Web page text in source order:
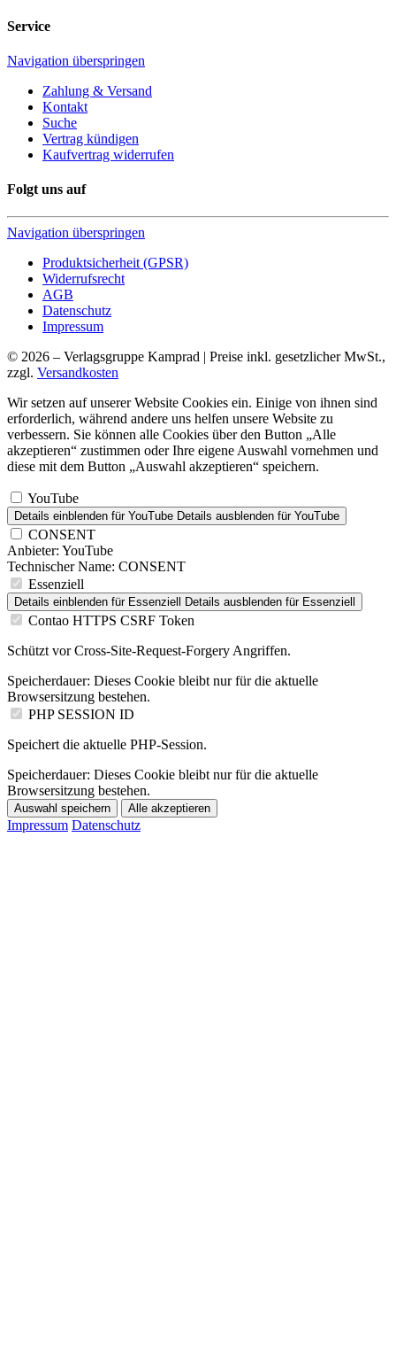
Service
Navigation überspringen
Zahlung & Versand
Kontakt
Suche
Vertrag kündigen
Kaufvertrag widerrufen
Folgt uns auf
Navigation überspringen
Produktsicherheit (GPSR)
Widerrufsrecht
AGB
Datenschutz
Impressum
© 2026 – Verlagsgruppe Kamprad | Preise inkl. gesetzlicher MwSt.,
zzgl. Versandkosten
Wir setzen auf unserer Website Cookies ein. Einige von ihnen sind
erforderlich, während andere uns helfen unsere Website zu
verbessern. Sie können alle Cookies über den Button „Alle
akzeptieren“ zustimmen oder Ihre eigene Auswahl vornehmen und
diese mit dem Button „Auswahl akzeptieren“ speichern.
YouTube
Details einblenden für YouTube Details ausblenden für YouTube
CONSENT
Anbieter: YouTube
Technischer Name: CONSENT
Essenziell
Details einblenden für Essenziell Details ausblenden für Essenziell
Contao HTTPS CSRF Token
Schützt vor Cross-Site-Request-Forgery Angriffen.
Speicherdauer: Dieses Cookie bleibt nur für die aktuelle
Browsersitzung bestehen.
PHP SESSION ID
Speichert die aktuelle PHP-Session.
Speicherdauer: Dieses Cookie bleibt nur für die aktuelle
Browsersitzung bestehen.
Auswahl speichern Alle akzeptieren
Impressum Datenschutz